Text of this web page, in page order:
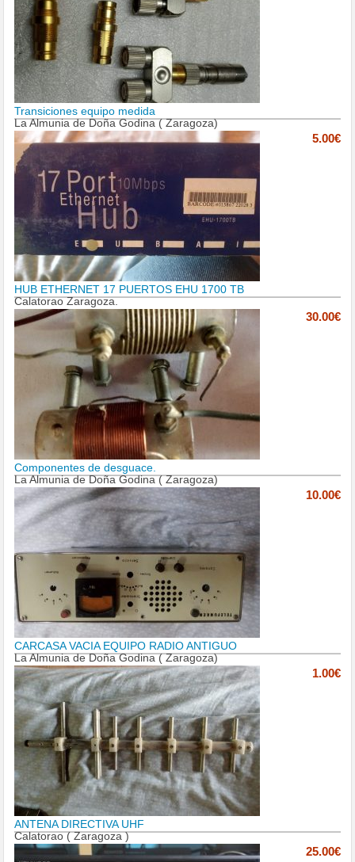
Transiciones equipo medida
La Almunia de Doña Godina ( Zaragoza)
5.00€
HUB ETHERNET 17 PUERTOS EHU 1700 TB
Calatorao Zaragoza.
30.00€
Componentes de desguace.
La Almunia de Doña Godina ( Zaragoza)
10.00€
CARCASA VACIA EQUIPO RADIO ANTIGUO
La Almunia de Doña Godina ( Zaragoza)
1.00€
ANTENA DIRECTIVA UHF
Calatorao ( Zaragoza )
25.00€